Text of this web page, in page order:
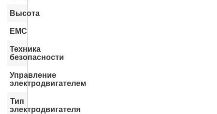
Высота
EMC
Техника
безопасности
Управление
электродвигателем
Тип
электродвигателя